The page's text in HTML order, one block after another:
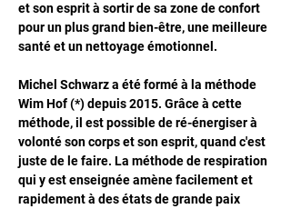
et son esprit à sortir de sa zone de confort
pour un plus grand bien-être, une meilleure
santé et un nettoyage émotionnel.
Michel Schwarz a été formé à la méthode
Wim Hof (*) depuis 2015. Grâce à cette
méthode, il est possible de ré-énergiser à
volonté son corps et son esprit, quand c'est
juste de le faire. La méthode de respiration
qui y est enseignée amène facilement et
rapidement à des états de grande paix